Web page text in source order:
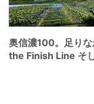
奥信濃100。足り
the Finish Line そ